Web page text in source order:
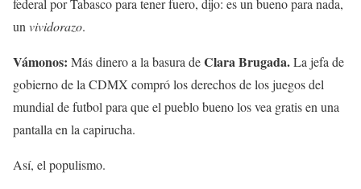
federal por Tabasco para tener fuero, dijo: es un bueno para nada,
un vividorazo.
Vámonos: Más dinero a la basura deClara Brugada.La jefa de
gobierno de la CDMX compró los derechos de los juegos del
mundial de futbol para que el pueblo bueno los vea gratis en una
pantalla en la capirucha.
Así, el populismo.